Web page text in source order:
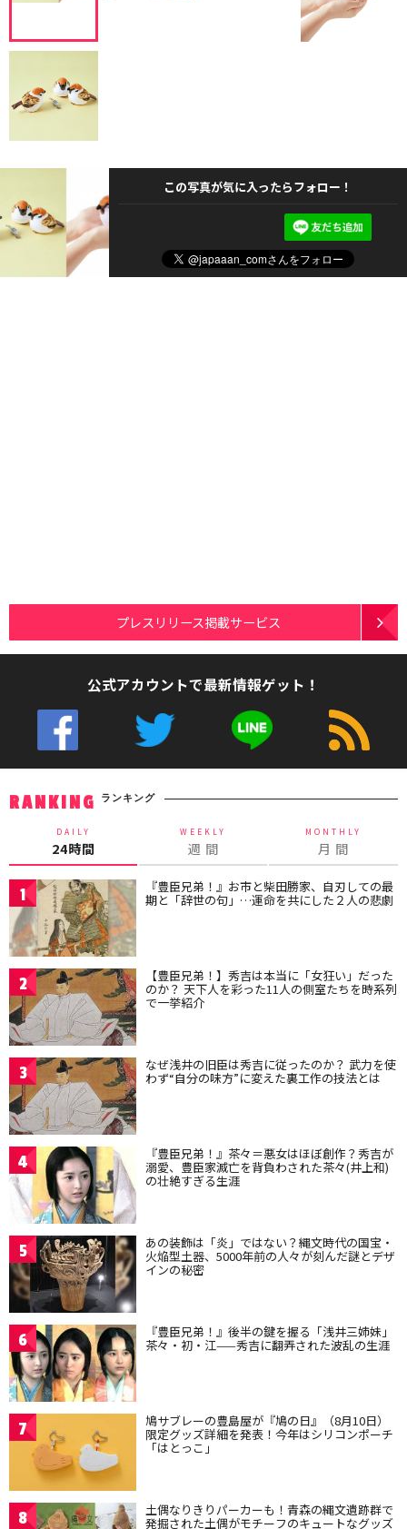
この写真が気に入ったらフォロー！
プレスリリース掲載サービス
公式アカウントで最新情報ゲット！
RANKING ランキング
DAILY
24時間
WEEKLY
週 間
MONTHLY
月 間
1 『豊臣兄弟！』お市と柴田勝家、自刃しての最
期と「辞世の句」…運命を共にした２人の悲劇
2 【豊臣兄弟！】秀吉は本当に「女狂い」だった
のか？ 天下人を彩った11人の側室たちを時系列
で一挙紹介
3 なぜ浅井の旧臣は秀吉に従ったのか？ 武力を使
わず“自分の味方”に変えた裏工作の技法とは
4 『豊臣兄弟！』茶々＝悪女はほぼ創作？秀吉が
溺愛、豊臣家滅亡を背負わされた茶々(井上和)
の壮絶すぎる生涯
5 あの装飾は「炎」ではない？縄文時代の国宝・
火焔型土器、5000年前の人々が刻んだ謎とデザ
インの秘密
6 『豊臣兄弟！』後半の鍵を握る「浅井三姉妹」
茶々・初・江——秀吉に翻弄された波乱の生涯
7 鳩サブレーの豊島屋が『鳩の日』（8月10日）
限定グッズ詳細を発表！今年はシリコンポーチ
「はとっこ」
8 土偶なりきりパーカーも！青森の縄文遺跡群で
発掘された土偶がモチーフのキュートなグッズ